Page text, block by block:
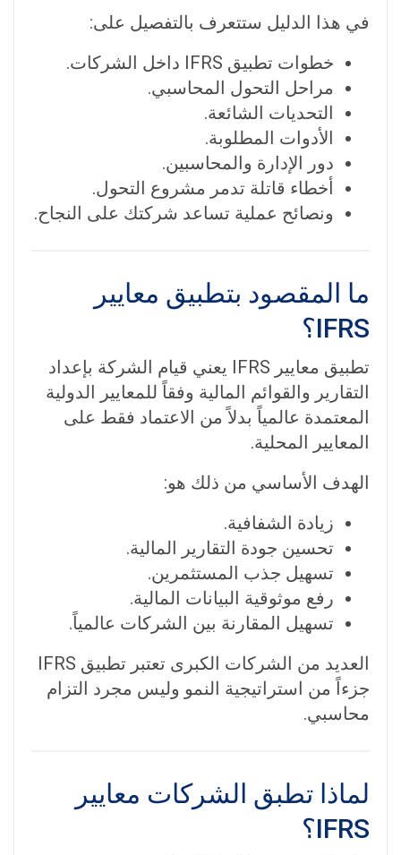
في هذا الدليل ستتعرف بالتفصيل على:
خطوات تطبيق IFRS داخل الشركات.
مراحل التحول المحاسبي.
التحديات الشائعة.
الأدوات المطلوبة.
دور الإدارة والمحاسبين.
أخطاء قاتلة تدمر مشروع التحول.
ونصائح عملية تساعد شركتك على النجاح.
ما المقصود بتطبيق معايير
IFRS؟
تطبيق معايير IFRS يعني قيام الشركة بإعداد
التقارير والقوائم المالية وفقاً للمعايير الدولية
المعتمدة عالمياً بدلاً من الاعتماد فقط على
المعايير المحلية.
الهدف الأساسي من ذلك هو:
زيادة الشفافية.
تحسين جودة التقارير المالية.
تسهيل جذب المستثمرين.
رفع موثوقية البيانات المالية.
تسهيل المقارنة بين الشركات عالمياً.
العديد من الشركات الكبرى تعتبر تطبيق IFRS
جزءاً من استراتيجية النمو وليس مجرد التزام
محاسبي.
لماذا تطبق الشركات معايير
IFRS؟